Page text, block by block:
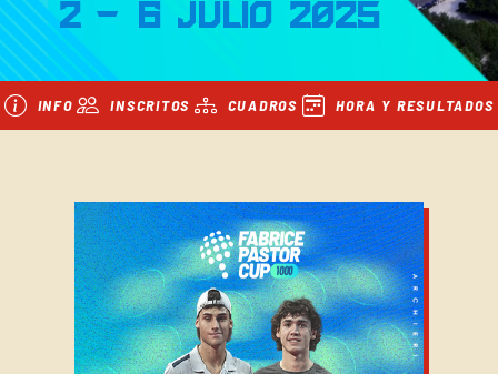
2 - 6 Julio 2025
INFO INSCRITOS CUADROS HORA Y RESULTADOS